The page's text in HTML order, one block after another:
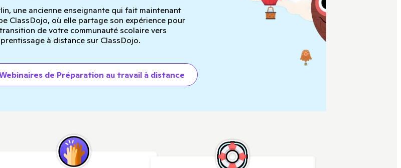
une ancienne enseignante qui fait maintenant
ClassDojo, où elle partage son expérience pour
de votre communauté scolaire vers
à distance sur ClassDojo.
de Préparation au travail à distance